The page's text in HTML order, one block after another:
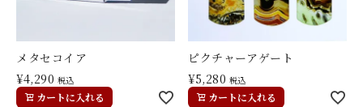
メタセコイア
¥4,290 税込
カートに入れる
ピクチャーアゲート
¥5,280 税込
カートに入れる